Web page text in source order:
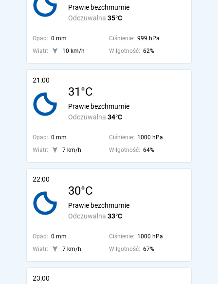
Odczuwalna 35°C
Prawie bezchmurnie
Opad: 0 mm Ciśnienie: 999 hPa
Wiatr:
10 km/h Wilgotność: 62%
21:00
31°C
Odczuwalna 34°C
Prawie bezchmurnie
Opad: 0 mm Ciśnienie: 1000 hPa
Wiatr:
7 km/h Wilgotność: 64%
22:00
30°C
Odczuwalna 33°C
Prawie bezchmurnie
Opad: 0 mm Ciśnienie: 1000 hPa
Wiatr:
7 km/h Wilgotność: 67%
23:00